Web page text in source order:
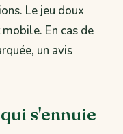
Le jeu doux
En cas de
un avis
s'ennuie